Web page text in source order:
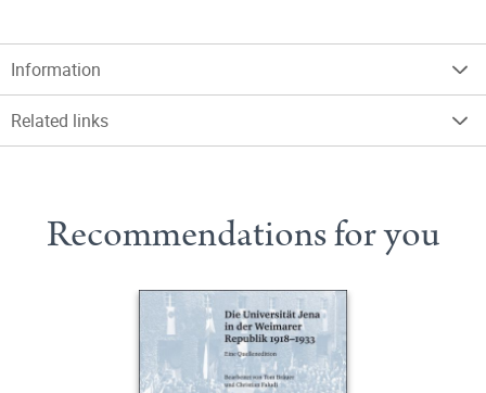
Information
Related links
Recommendations for you